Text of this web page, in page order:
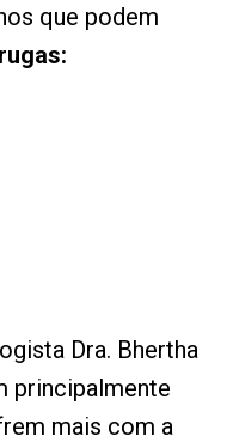
que podem
Dra. Bhertha
principalmente
mais com a